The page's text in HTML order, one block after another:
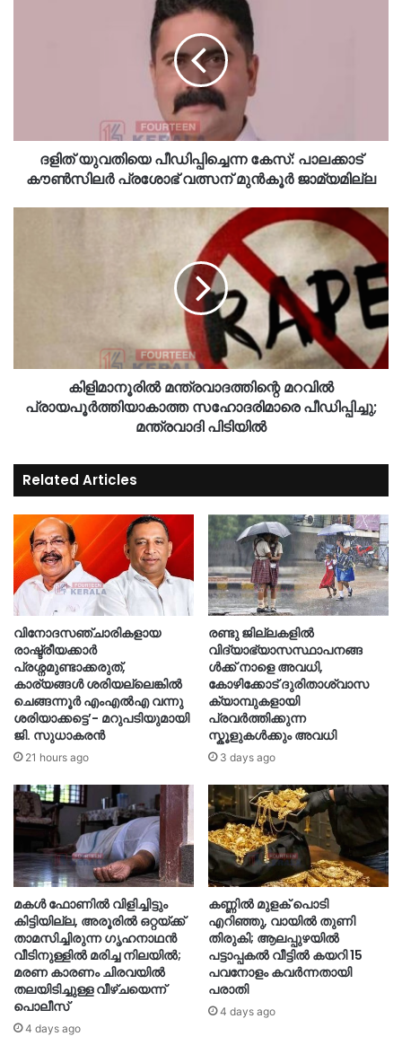
ദളിത് യുവതിയെ പീഡിപ്പിച്ചെന്ന കേസ്: പാലക്കാട്
കൗണ്‍സിലര്‍ പ്രശോഭ് വത്സന് മുന്‍കൂര്‍ ജാമ്യമില്ല
കിളിമാനൂരിൽ മന്ത്രവാദത്തിന്റെ മറവിൽ
പ്രായപൂർത്തിയാകാത്ത സഹോദരിമാരെ പീഡിപ്പിച്ചു;
മന്ത്രവാദി പിടിയിൽ
Related Articles
വിനോദസഞ്ചാരികളായ
രാഷ്ട്രീയക്കാർ
പ്രശ്നമുണ്ടാക്കരുത്,
കാര്യങ്ങൾ ശരിയല്ലെങ്കിൽ
ചെങ്ങന്നൂർ എംഎൽഎ വന്നു
ശരിയാക്കട്ടെ’- മറുപടിയുമായി
ജി. സുധാകരൻ
21 hours ago
രണ്ടു ജില്ലകളില്‍
വിദ്യാഭ്യാസസ്ഥാപനങ്ങ
ള്‍ക്ക് നാളെ അവധി,
കോഴിക്കോട് ദുരിതാശ്വാസ
ക്യാമ്പുകളായി
പ്രവർത്തിക്കുന്ന
സ്കൂളുകൾക്കും അവധി
3 days ago
മകൾ ഫോണിൽ വിളിച്ചിട്ടും
കിട്ടിയില്ല, അരൂരിൽ ഒറ്റയ്ക്ക്
താമസിച്ചിരുന്ന ഗൃഹനാഥൻ
വീടിനുള്ളിൽ മരിച്ച നിലയിൽ;
മരണ കാരണം ചിരവയിൽ
തലയിടിച്ചുള്ള വീഴ്ചയെന്ന്
പൊലീസ്
4 days ago
കണ്ണിൽ മുളക് പൊടി
എറിഞ്ഞു, വായിൽ തുണി
തിരുകി; ആലപ്പുഴയിൽ
പട്ടാപ്പകൽ വീട്ടിൽ കയറി 15
പവനോളം കവർന്നതായി
പരാതി
4 days ago